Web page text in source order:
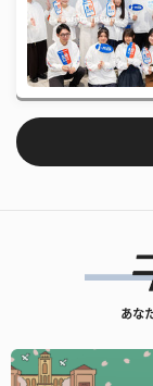
あな